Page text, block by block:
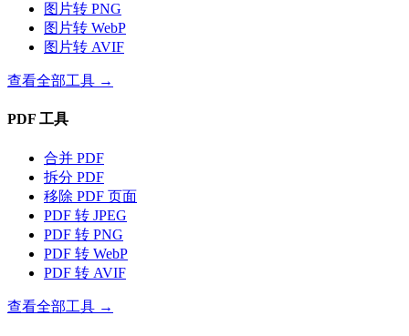
图片转 PNG
图片转 WebP
图片转 AVIF
查看全部工具 →
PDF 工具
合并 PDF
拆分 PDF
移除 PDF 页面
PDF 转 JPEG
PDF 转 PNG
PDF 转 WebP
PDF 转 AVIF
查看全部工具 →